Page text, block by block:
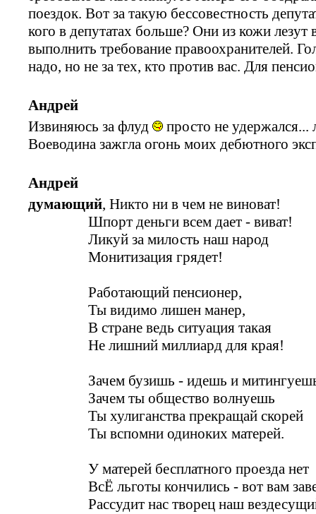
поездок. Вот за такую бессовестность
кого в депутатах больше? Они из кожи
выполнить требование правоохранителей.
надо, но не за тех, кто против вас. Для
Андрей
Извиняюсь за флуд
просто не удержался...
Воеводина зажгла огонь моих дебютного
Андрей
думающий, Никто ни в чем не виноват!
Шпорт деньги всем дает - виват!
Ликуй за милость наш народ
Монитизация грядет!
Работающий пенсионер,
Ты видимо лишен манер,
В стране ведь ситуация такая
Не лишний миллиард для края!
Зачем бузишь - идешь и
Зачем ты общество волнуешь
Ты хулиганства прекращай скорей
Ты вспомни одиноких матерей.
У матерей бесплатного проезда нет
ВсЁ льготы кончились - вот вам
Рассудит нас творец наш